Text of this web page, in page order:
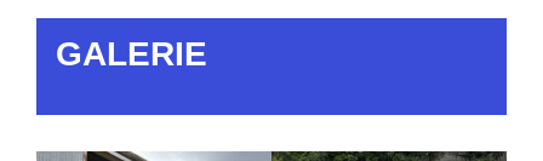
GALERIE